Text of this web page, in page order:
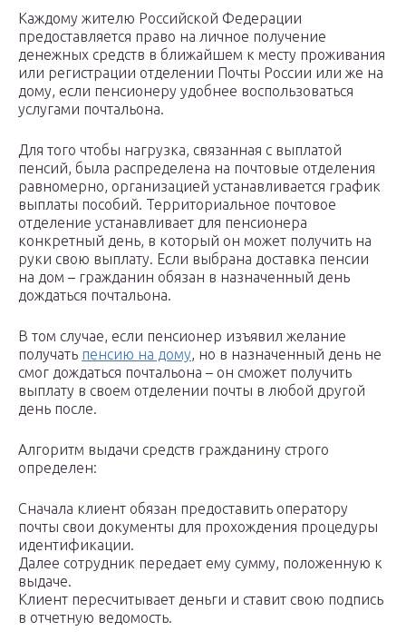
Каждому жителю Российской Федерации
предоставляется право на личное получение
денежных средств в ближайшем к месту проживания
или регистрации отделении Почты России или же на
дому, если пенсионеру удобнее воспользоваться
услугами почтальона.
Для того чтобы нагрузка, связанная с выплатой
пенсий, была распределена на почтовые отделения
равномерно, организацией устанавливается график
выплаты пособий. Территориальное почтовое
отделение устанавливает для пенсионера
конкретный день, в который он может получить на
руки свою выплату. Если выбрана доставка пенсии
на дом – гражданин обязан в назначенный день
дождаться почтальона.
В том случае, если пенсионер изъявил желание
получать пенсию на дому, но в назначенный день не
смог дождаться почтальона – он сможет получить
выплату в своем отделении почты в любой другой
день после.
Алгоритм выдачи средств гражданину строго
определен:
Сначала клиент обязан предоставить оператору
почты свои документы для прохождения процедуры
идентификации.
Далее сотрудник передает ему сумму, положенную к
выдаче.
Клиент пересчитывает деньги и ставит свою подпись
в отчетную ведомость.